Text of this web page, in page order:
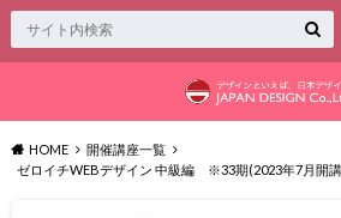
HOME
開催講座一覧
ゼロイチWEBデザイン 中級編 ※33期(2023年7月開